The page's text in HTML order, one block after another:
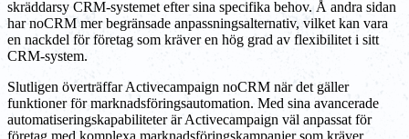
skräddarsy CRM-systemet efter sina specifika behov. Å andra sidan
har noCRM mer begränsade anpassningsalternativ, vilket kan vara
en nackdel för företag som kräver en hög grad av flexibilitet i sitt
CRM-system.
Slutligen överträffar Activecampaign noCRM när det gäller
funktioner för marknadsföringsautomation. Med sina avancerade
automatiseringskapabiliteter är Activecampaign väl anpassat för
företag med komplexa marknadsföringskampanjer som kräver